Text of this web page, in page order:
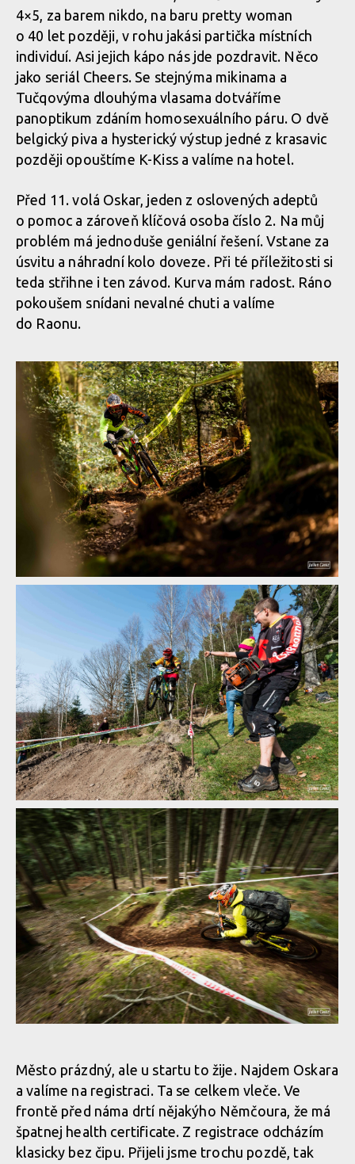
4×5, za barem nikdo, na baru pretty woman
o 40 let později, v rohu jakási partička místních
individuí. Asi jejich kápo nás jde pozdravit. Něco
jako seriál Cheers. Se stejnýma mikinama a
Tučqovýma dlouhýma vlasama dotváříme
panoptikum zdáním homosexuálního páru. O dvě
belgický piva a hysterický výstup jedné z krasavic
později opouštíme K-Kiss a valíme na hotel.
Před 11. volá Oskar, jeden z oslovených adeptů
o pomoc a zároveň klíčová osoba číslo 2. Na můj
problém má jednoduše geniální řešení. Vstane za
úsvitu a náhradní kolo doveze. Při té příležitosti si
teda střihne i ten závod. Kurva mám radost. Ráno
pokoušem snídani nevalné chuti a valíme
do Raonu.
Report: Raon, Raon! paní Liba, pan Oskar a víkend plný zvratů
Report: Raon, Raon! paní Liba, pan Oskar a víkend plný zvratů
Město prázdný, ale u startu to žije. Najdem Oskara
a valíme na registraci. Ta se celkem vleče. Ve
frontě před náma drtí nějakýho Němčoura, že má
špatnej health certificate. Z registrace odcházím
klasicky bez čipu. Přijeli jsme trochu pozdě, tak